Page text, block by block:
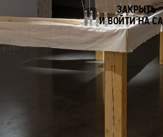
ЗАКРЫТЬ
И ВОЙТИ НА